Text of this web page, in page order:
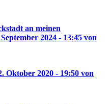
an meinen
2024 - 13:45 von
Oktober 2020 - 19:50 von